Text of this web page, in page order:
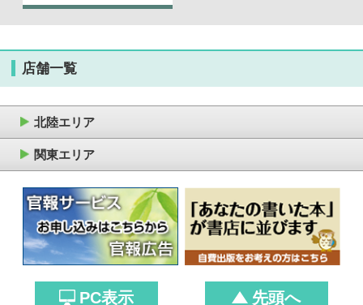
店舗一覧
北陸エリア
関東エリア
PC表示 先頭へ